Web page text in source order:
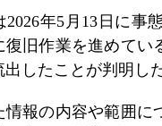
2026年5月13日に事
復旧作業を進めて
したことが判明した
情報の内容や範囲に